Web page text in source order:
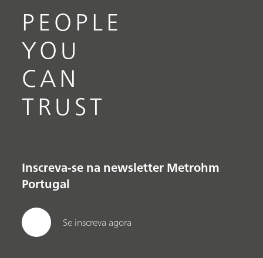
PEOPLE
YOU
CAN
TRUST
Inscreva-se na newsletter Metrohm
Portugal
Se inscreva agora